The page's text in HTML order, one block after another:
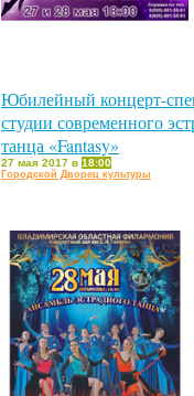
Юбилейный концерт-
студии современного
танца «Fantasy»
27 мая 2017 в 18:00
Городской Дворец культуры